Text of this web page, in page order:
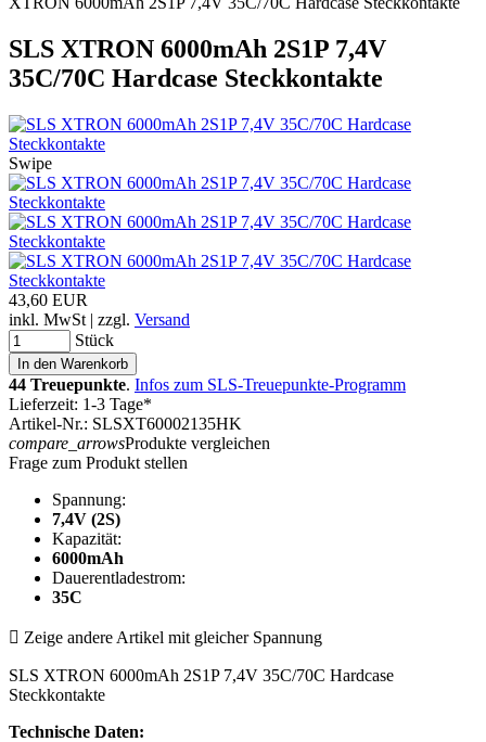
SLS XTRON 6000mAh 2S1P 7,4V
35C/70C Hardcase Steckkontakte
Swipe
43,60 EUR
inkl. MwSt | zzgl. Versand
Stück
44 Treuepunkte. Infos zum SLS-Treuepunkte-Programm
Lieferzeit: 1-3 Tage*
Artikel-Nr.: SLSXT60002135HK
compare_arrowsProdukte vergleichen
Frage zum Produkt stellen
Spannung:
7,4V (2S)
Kapazität:
6000mAh
Dauerentladestrom:
35C
 Zeige andere Artikel mit gleicher Spannung
SLS XTRON 6000mAh 2S1P 7,4V 35C/70C Hardcase
Steckkontakte
Technische Daten: